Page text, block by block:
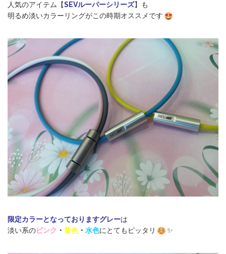
人気のアイテム【SEVルーパーシリーズ】も
明るめ淡いカラーリングがこの時期オススメです
限定カラーとなっておりますグレーは
淡い系のピンク ・ 黄色・ 水色にとてもピッタリ ✨